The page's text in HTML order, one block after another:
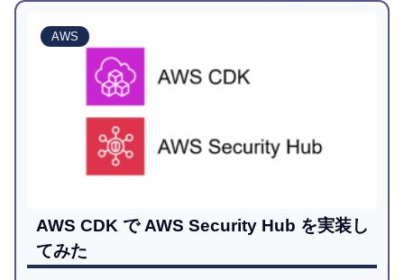
AWS
AWS CDK で AWS Security Hub を実装し
てみた